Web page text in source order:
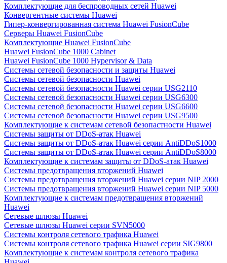
Комплектующие для беспроводных сетей Huawei
Конвергентные системы Huawei
Гипер-конвергированная система Huawei FusionCube
Серверы Huawei FusionCube
Комплектующие Huawei FusionCube
Huawei FusionCube 1000 Cabinet
Huawei FusionCube 1000 Hypervisor & Data
Системы сетевой безопасности и защиты Huawei
Системы сетевой безопасности Huawei
Системы сетевой безопасности Huawei серии USG2110
Системы сетевой безопасности Huawei серии USG6300
Системы сетевой безопасности Huawei серии USG6600
Системы сетевой безопасности Huawei серии USG9500
Комплектующие к системам сетевой безопастности Huawei
Системы защиты от DDoS-атак Huawei
Системы защиты от DDoS-атак Huawei серии AntiDDoS1000
Системы защиты от DDoS-атак Huawei серии AntiDDoS8000
Комплектующие к системам защиты от DDoS-атак Huawei
Системы предотвращения вторжений Huawei
Системы предотвращения вторжений Huawei серии NIP 2000
Системы предотвращения вторжений Huawei серии NIP 5000
Комплектующие к системам предотвращения вторжений
Huawei
Сетевые шлюзы Huawei
Сетевые шлюзы Huawei серии SVN5000
Системы контроля сетевого трафика Huawei
Системы контроля сетевого трафика Huawei серии SIG9800
Комплектующие к системам контроля сетевого трафика